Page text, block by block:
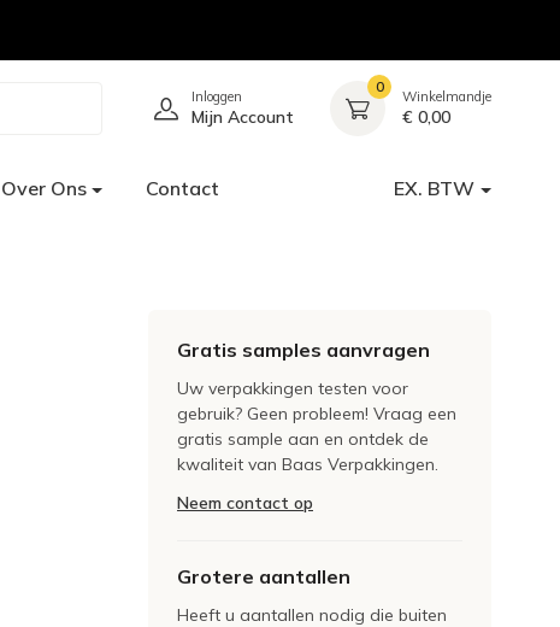
Inloggen
Mijn Account
0
Winkelmandje
€ 0,00
Over Ons Contact EX. BTW
Gratis samples aanvragen
Uw verpakkingen testen voor
gebruik? Geen probleem! Vraag een
gratis sample aan en ontdek de
kwaliteit van Baas Verpakkingen.
Neem contact op
Grotere aantallen
Heeft u aantallen nodig die buiten